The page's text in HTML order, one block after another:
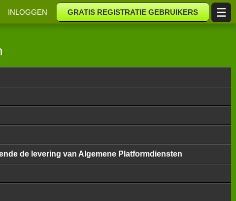
INLOGGEN GRATIS REGISTRATIE GEBRUIKERS
de levering van Algemene Platformdiensten